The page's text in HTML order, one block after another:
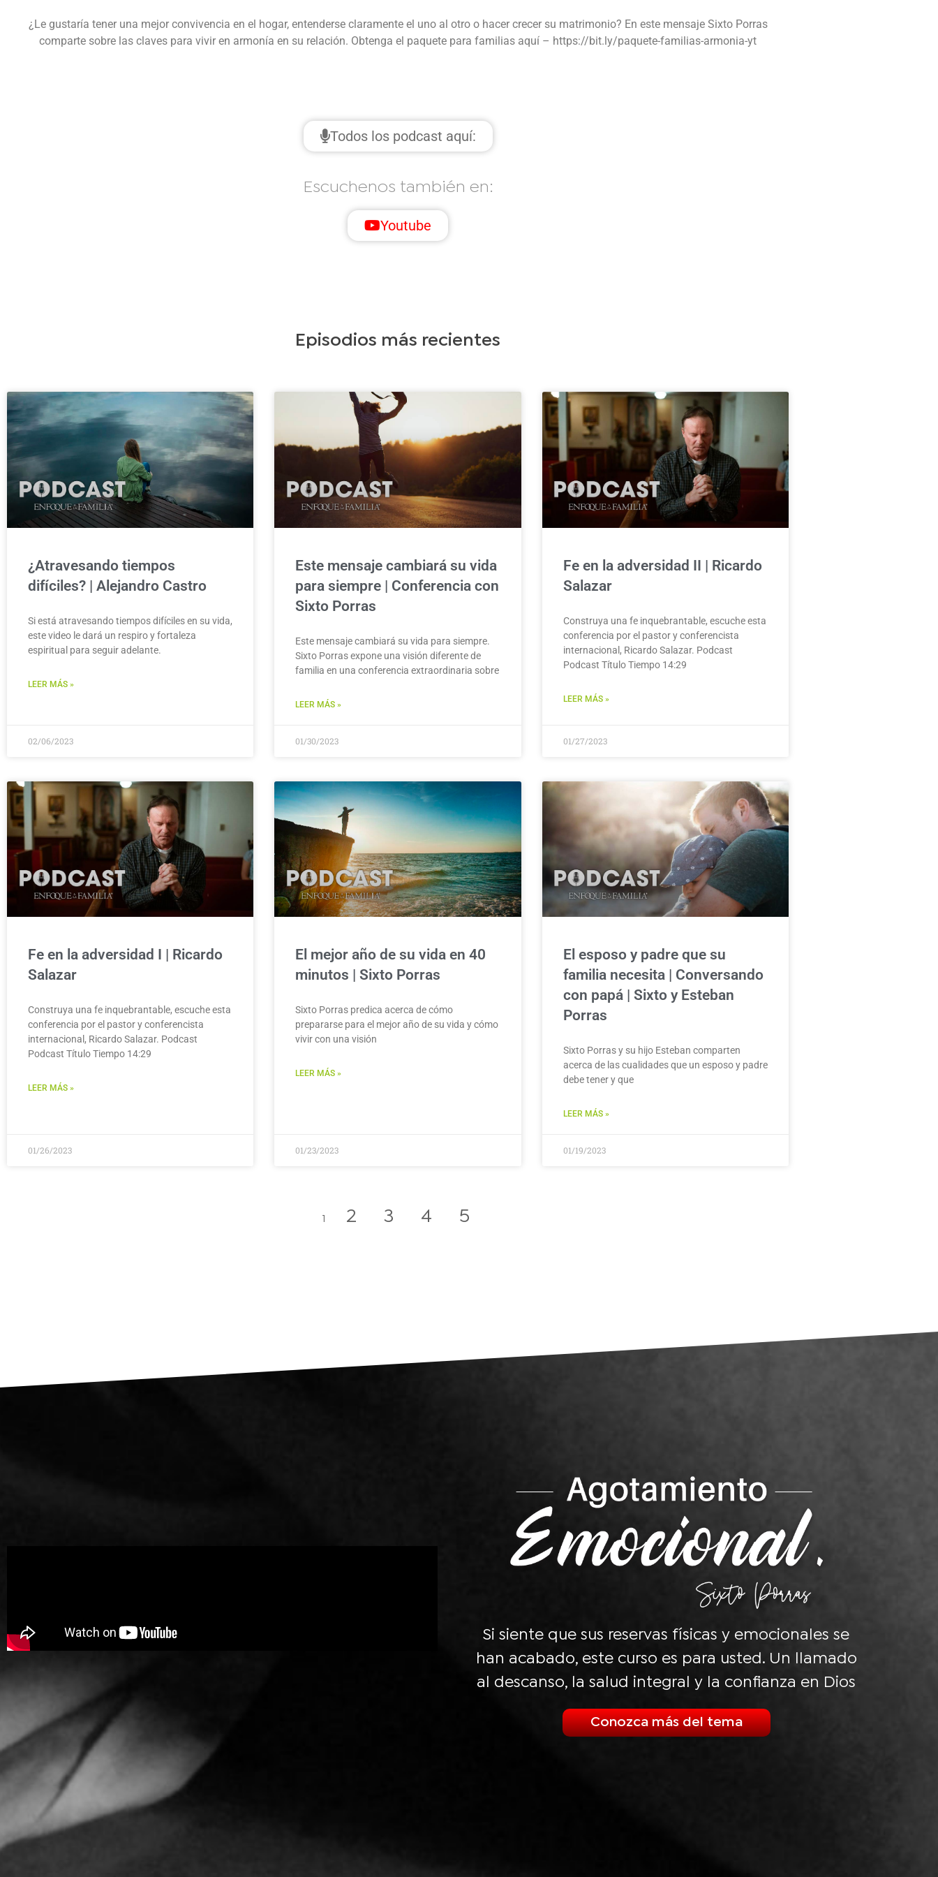
disminuir
el
¿Le gustaría tener una mejor convivencia en el hogar, entenderse claramente el uno al otro o hacer crecer su matrimonio? En este mensaje Sixto Porras
comparte sobre las claves para vivir en armonía en su relación. Obtenga el paquete para familias aquí – https://bit.ly/paquete-familias-armonia-yt
Todos los podcast aquí:
Escuchenos también en:
Youtube
Episodios más recientes
¿Atravesando tiempos
difíciles? | Alejandro Castro
Si está atravesando tiempos difíciles en su vida,
este video le dará un respiro y fortaleza
espiritual para seguir adelante.
LEER MÁS »
02/06/2023
Este mensaje cambiará su vida
para siempre | Conferencia con
Sixto Porras
Este mensaje cambiará su vida para siempre.
Sixto Porras expone una visión diferente de
familia en una conferencia extraordinaria sobre
LEER MÁS »
01/30/2023
Fe en la adversidad II | Ricardo
Salazar
Construya una fe inquebrantable, escuche esta
conferencia por el pastor y conferencista
internacional, Ricardo Salazar. Podcast
Podcast Título Tiempo 14:29
LEER MÁS »
01/27/2023
Fe en la adversidad I | Ricardo
Salazar
Construya una fe inquebrantable, escuche esta
conferencia por el pastor y conferencista
internacional, Ricardo Salazar. Podcast
Podcast Título Tiempo 14:29
LEER MÁS »
01/26/2023
El mejor año de su vida en 40
minutos | Sixto Porras
Sixto Porras predica acerca de cómo
prepararse para el mejor año de su vida y cómo
vivir con una visión
LEER MÁS »
01/23/2023
El esposo y padre que su
familia necesita | Conversando
con papá | Sixto y Esteban
Porras
Sixto Porras y su hijo Esteban comparten
acerca de las cualidades que un esposo y padre
debe tener y que
LEER MÁS »
01/19/2023
2 3 4 5
Si siente que sus reservas físicas y emocionales se
han acabado, este curso es para usted. Un llamado
al descanso, la salud integral y la confianza en Dios
Conozca más del tema